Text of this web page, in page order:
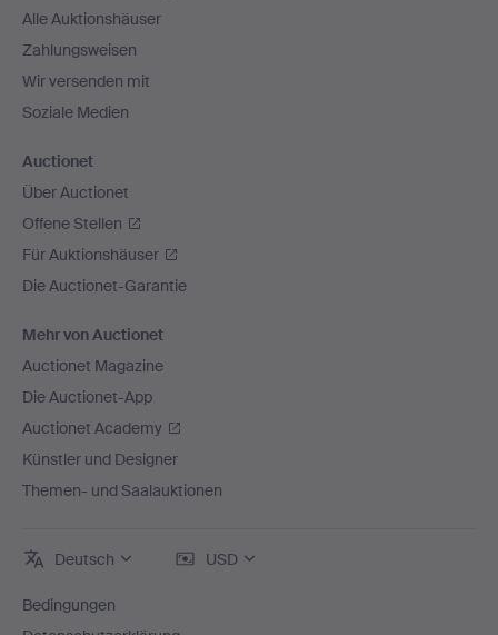
Alle Auktionshäuser
Zahlungsweisen
Wir versenden mit
Soziale Medien
Auctionet
Über Auctionet
Offene Stellen
Für Auktionshäuser
Die Auctionet-Garantie
Mehr von Auctionet
Auctionet Magazine
Die Auctionet-App
Auctionet Academy
Künstler und Designer
Themen- und Saalauktionen
Deutsch USD
Bedingungen